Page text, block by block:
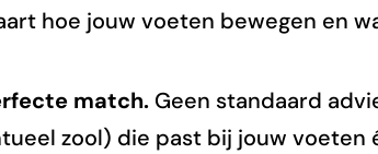
hoe jouw voeten bewegen en
match. Geen standaard
zool) die past bij jouw voeten